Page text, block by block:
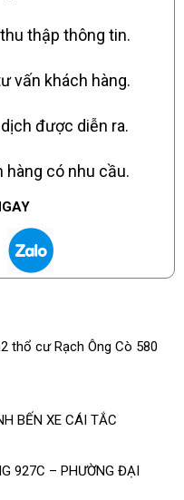
thập thông tin.
vấn khách hàng.
được diễn ra.
hàng có nhu cầu.
thổ cư Rạch Ông Cò 580
BẾN XE CÁI TẮC
927C – PHƯỜNG ĐẠI